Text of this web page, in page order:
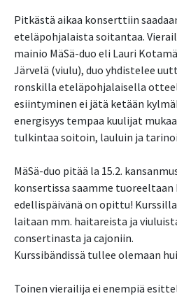
Pitkästä aikaa konserttiin
eteläpohjalaista soitantaa.
mainio MäSä-duo eli Lauri
Järvelä (viulu), duo yhdistelee
ronskilla eteläpohjalaisella
esiintyminen ei jätä ketään
energisyys tempaa kuulijat
tulkintaa soitoin, lauluin ja
MäSä-duo pitää la 15.2.
konsertissa saamme
edellispäivänä on opittu!
laitaan mm. haitareista ja
consertinasta ja cajoniin.
Kurssibändissä tullee olemaan
Toinen vierailija ei enempiä